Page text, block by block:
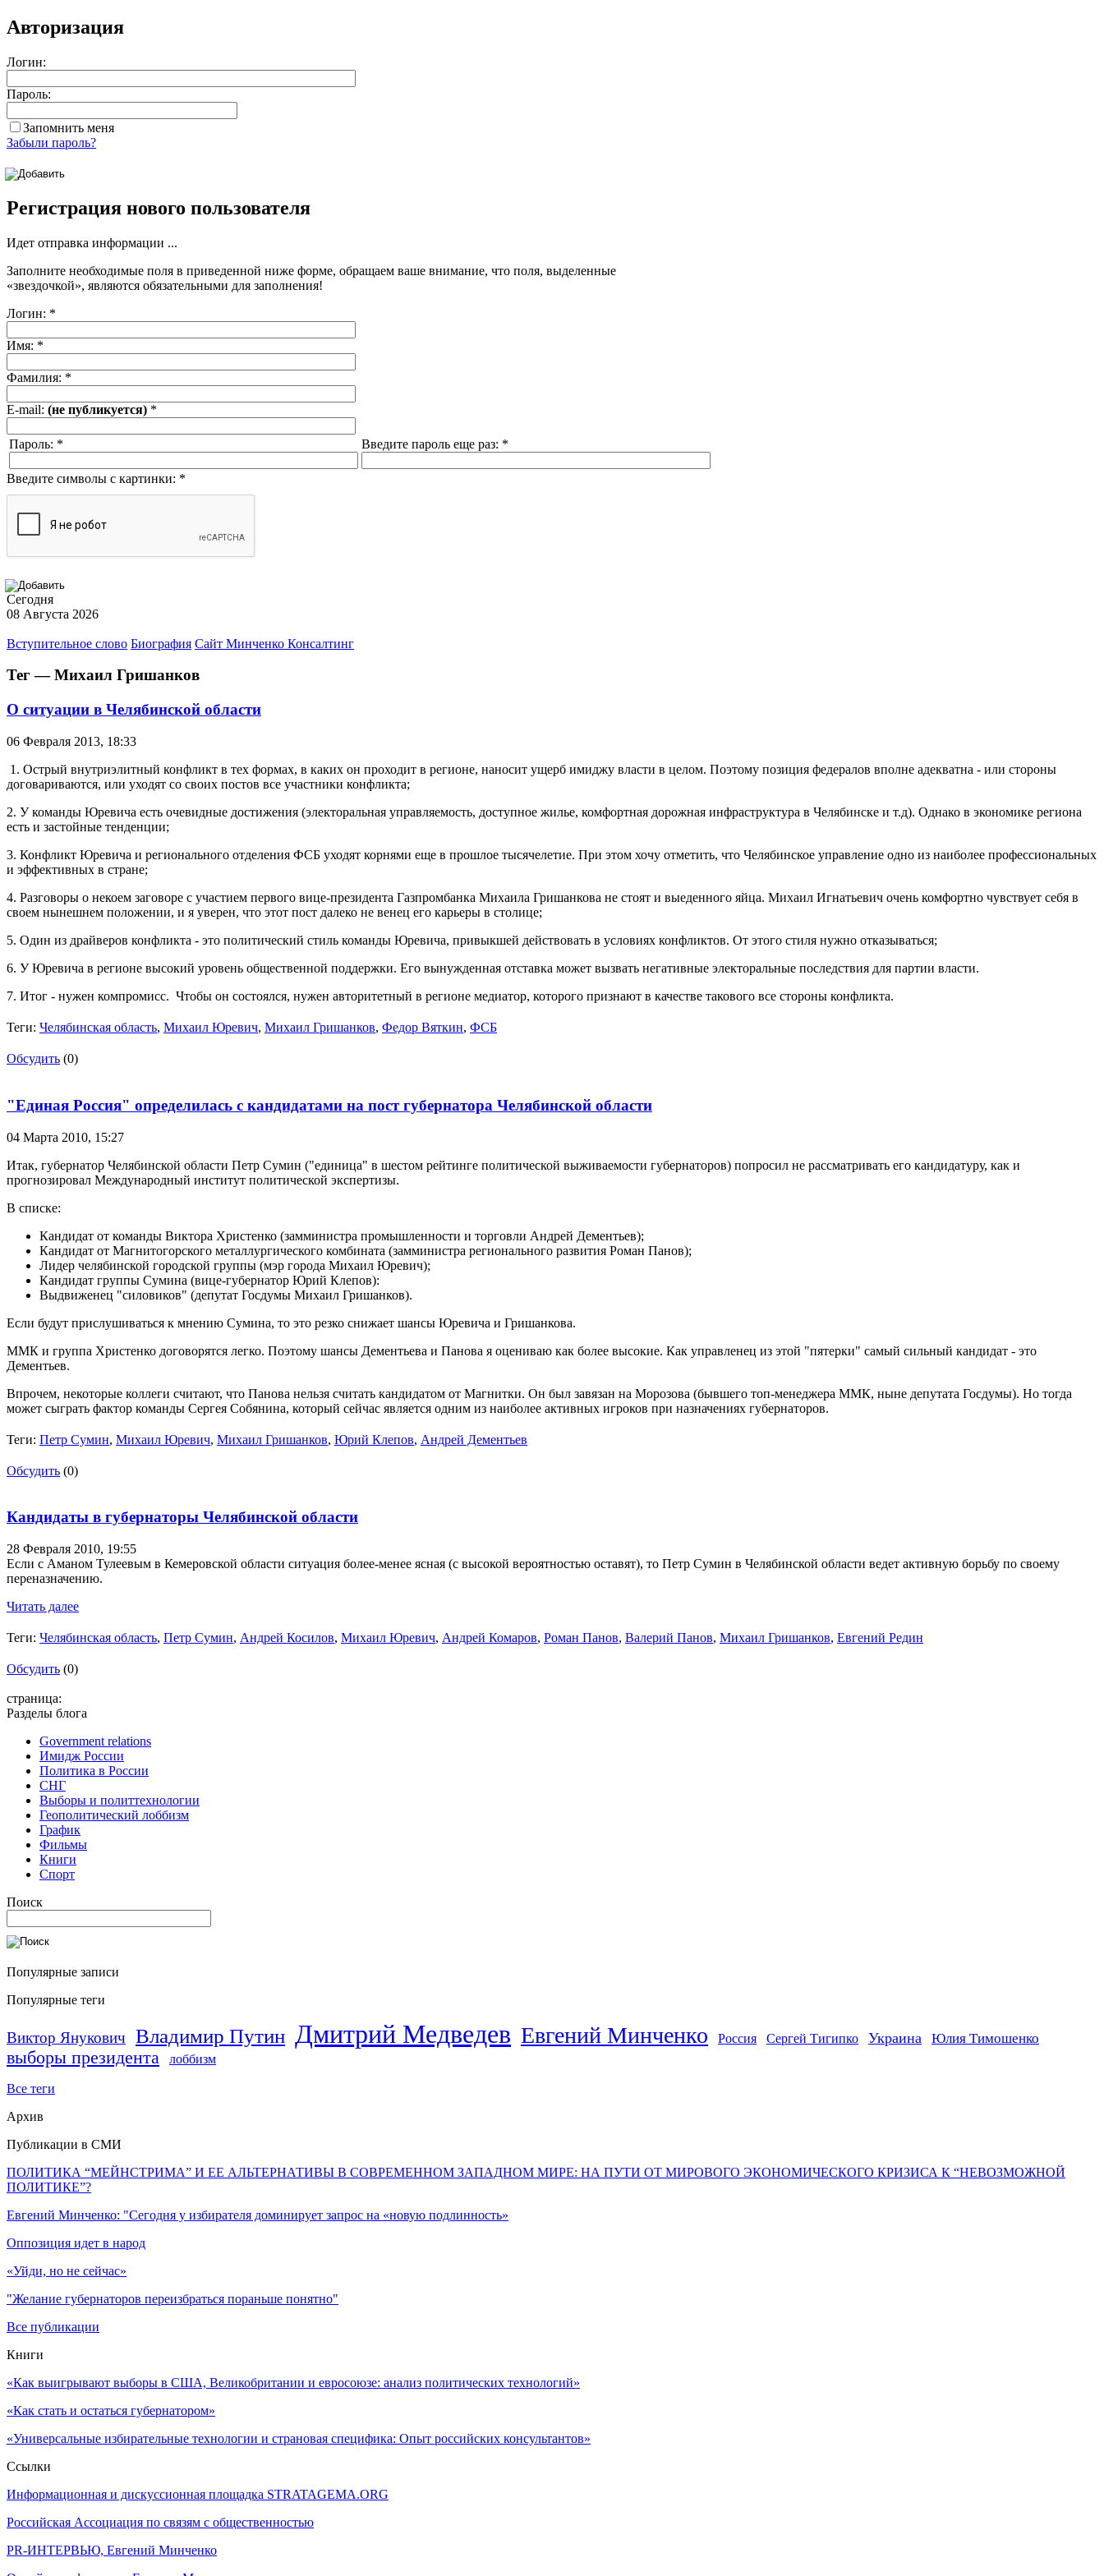
Авторизация
Логин:
Пароль:
Запомнить меня
Забыли пароль?
Регистрация нового пользователя
Идет отправка информации ...
Заполните необходимые поля в приведенной ниже форме, обращаем ваше внимание, что поля, выделенные
«звездочкой», являются обязательными для заполнения!
Логин: *
Имя: *
Фамилия: *
E-mail: (не публикуется) *
Пароль: * Введите пароль еще раз: *
Введите символы с картинки: *
Сегодня
08 Августа 2026
Вступительное слово Биография Сайт Минченко Консалтинг
Тег — Михаил Гришанков
О ситуации в Челябинской области
06 Февраля 2013, 18:33
1. Острый внутриэлитный конфликт в тех формах, в каких он проходит в регионе, наносит ущерб имиджу власти в целом. Поэтому позиция федералов вполне адекватна - или стороны
договариваются, или уходят со своих постов все участники конфликта;
2. У команды Юревича есть очевидные достижения (электоральная управляемость, доступное жилье, комфортная дорожная инфраструктура в Челябинске и т.д). Однако в экономике региона
есть и застойные тенденции;
3. Конфликт Юревича и регионального отделения ФСБ уходят корнями еще в прошлое тысячелетие. При этом хочу отметить, что Челябинское управление одно из наиболее профессиональных
и эффективных в стране;
4. Разговоры о некоем заговоре с участием первого вице-президента Газпромбанка Михаила Гришанкова не стоят и выеденного яйца. Михаил Игнатьевич очень комфортно чувствует себя в
своем нынешнем положении, и я уверен, что этот пост далеко не венец его карьеры в столице;
5. Один из драйверов конфликта - это политический стиль команды Юревича, привыкшей действовать в условиях конфликтов. От этого стиля нужно отказываться;
6. У Юревича в регионе высокий уровень общественной поддержки. Его вынужденная отставка может вызвать негативные электоральные последствия для партии власти.
7. Итог - нужен компромисс. Чтобы он состоялся, нужен авторитетный в регионе медиатор, которого признают в качестве такового все стороны конфликта.
Теги: Челябинская область, Михаил Юревич, Михаил Гришанков, Федор Вяткин, ФСБ
Обсудить (0)
"Единая Россия" определилась с кандидатами на пост губернатора Челябинской области
04 Марта 2010, 15:27
Итак, губернатор Челябинской области Петр Сумин ("единица" в шестом рейтинге политической выживаемости губернаторов) попросил не рассматривать его кандидатуру, как и
прогнозировал Международный институт политической экспертизы.
В списке:
Кандидат от команды Виктора Христенко (замминистра промышленности и торговли Андрей Дементьев);
Кандидат от Магнитогорского металлургического комбината (замминистра регионального развития Роман Панов);
Лидер челябинской городской группы (мэр города Михаил Юревич);
Кандидат группы Сумина (вице-губернатор Юрий Клепов):
Выдвиженец "силовиков" (депутат Госдумы Михаил Гришанков).
Если будут прислушиваться к мнению Сумина, то это резко снижает шансы Юревича и Гришанкова.
ММК и группа Христенко договорятся легко. Поэтому шансы Дементьева и Панова я оцениваю как более высокие. Как управленец из этой "пятерки" самый сильный кандидат - это
Дементьев.
Впрочем, некоторые коллеги считают, что Панова нельзя считать кандидатом от Магнитки. Он был завязан на Морозова (бывшего топ-менеджера ММК, ныне депутата Госдумы). Но тогда
может сыграть фактор команды Сергея Собянина, который сейчас является одним из наиболее активных игроков при назначениях губернаторов.
Теги: Петр Сумин, Михаил Юревич, Михаил Гришанков, Юрий Клепов, Андрей Дементьев
Обсудить (0)
Кандидаты в губернаторы Челябинской области
28 Февраля 2010, 19:55
Если с Аманом Тулеевым в Кемеровской области ситуация более-менее ясная (с высокой вероятностью оставят), то Петр Сумин в Челябинской области ведет активную борьбу по своему
переназначению.
Читать далее
Теги: Челябинская область, Петр Сумин, Андрей Косилов, Михаил Юревич, Андрей Комаров, Роман Панов, Валерий Панов, Михаил Гришанков, Евгений Редин
Обсудить (0)
страница:
Разделы блога
Government relations
Имидж России
Политика в России
СНГ
Выборы и политтехнологии
Геополитический лоббизм
График
Фильмы
Книги
Спорт
Поиск
Популярные записи
Популярные теги
Виктор Янукович Владимир Путин Дмитрий Медведев Евгений Минченко Россия Сергей Тигипко Украина Юлия Тимошенко
выборы президента лоббизм
Все теги
Архив
Публикации в СМИ
ПОЛИТИКА “МЕЙНСТРИМА” И ЕЕ АЛЬТЕРНАТИВЫ В СОВРЕМЕННОМ ЗАПАДНОМ МИРЕ: НА ПУТИ ОТ МИРОВОГО ЭКОНОМИЧЕСКОГО КРИЗИСА К “НЕВОЗМОЖНОЙ
ПОЛИТИКЕ”?
Евгений Минченко: "Сегодня у избирателя доминирует запрос на «новую подлинность»
Оппозиция идет в народ
«Уйди, но не сейчас»
"Желание губернаторов переизбраться пораньше понятно"
Все публикации
Книги
«Как выигрывают выборы в США, Великобритании и евросоюзе: анализ политических технологий»
«Как стать и остаться губернатором»
«Универсальные избирательные технологии и страновая специфика: Опыт российских консультантов»
Ссылки
Информационная и дискуссионная площадка STRATAGEMA.ORG
Российская Ассоциация по связям с общественностью
PR-ИНТЕРВЬЮ, Евгений Минченко